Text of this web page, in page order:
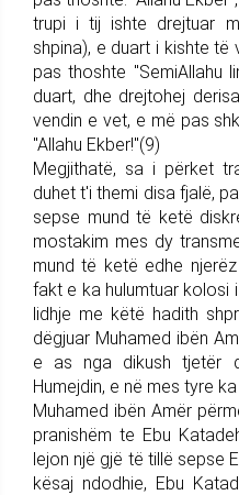
trupi i tij ishte drejtuar
shpina), e duart i kishte të
pas thoshte "SemiAllahu
duart, dhe drejtohej
vendin e vet, e më pas
"Allahu Ekber!"(9)
Megjithatë, sa i përket
duhet t'i themi disa fjalë,
sepse mund të ketë
mostakim mes dy
mund të ketë edhe
fakt e ka hulumtuar kolosi
lidhje me këtë hadith
dëgjuar Muhamed ibën
e as nga dikush tjetër
Humejdin, e në mes tyre
Muhamed ibën Amër
pranishëm te Ebu
lejon një gjë të tillë sepse
kësaj ndodhie, Ebu